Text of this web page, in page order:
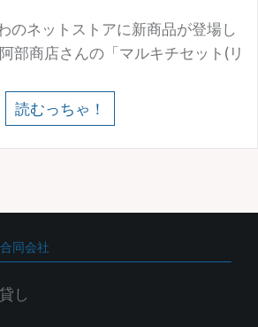
ネットストアに新商品が登場し
部商店さんの「マルキチセット(リ
読むっちゃ！
同会社
し